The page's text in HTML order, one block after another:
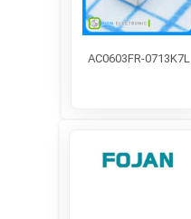
AC0603FR-0713K7L